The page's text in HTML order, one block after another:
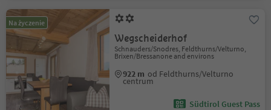
Na życzenie
Wegscheiderhof
Schnauders/Snodres, Feldthurns/Velturno,
Brixen/Bressanone and environs
922 m od Feldthurns/Velturno
centrum
Südtirol Guest Pass